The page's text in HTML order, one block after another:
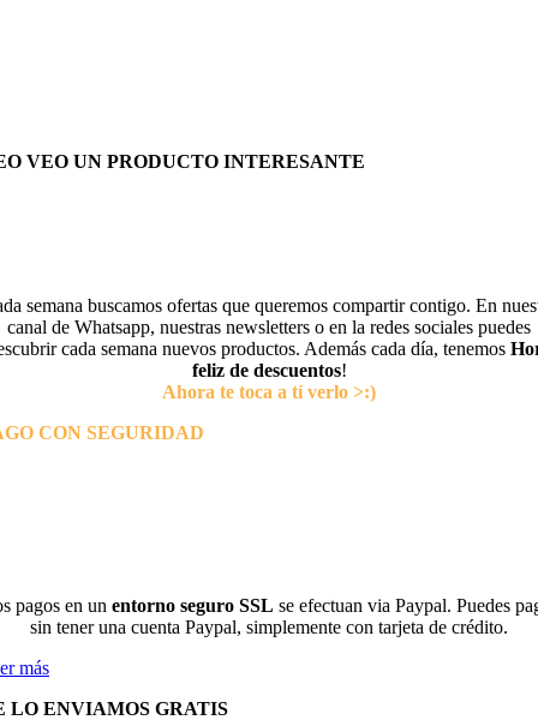
VEO UN PRODUCTO INTERESANTE
semana buscamos ofertas que queremos compartir contigo. En
canal de Whatsapp, nuestras newsletters o en la redes sociales puedes
cada semana nuevos productos. Además cada día, tenemos
feliz de descuentos!
Ahora te toca a tí verlo >:)
CON SEGURIDAD
pagos en un entorno seguro SSL se efectuan via Paypal. Puedes
sin tener una cuenta Paypal, simplemente con tarjeta de crédito.
más
LO ENVIAMOS GRATIS